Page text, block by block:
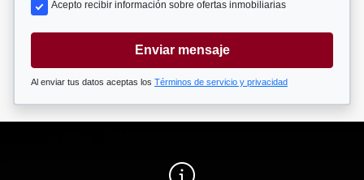
Acepto recibir información sobre ofertas inmobiliarias
Enviar mensaje
Al enviar tus datos aceptas los Términos de servicio y privacidad